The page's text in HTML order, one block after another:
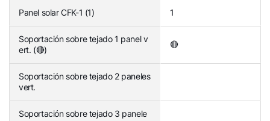
Panel solar CFK-1 (1) 1
Soportación sobre tejado 1 panel v
ert. (🔴)
🔴
Soportación sobre tejado 2 paneles
vert.
Soportación sobre tejado 3 panele